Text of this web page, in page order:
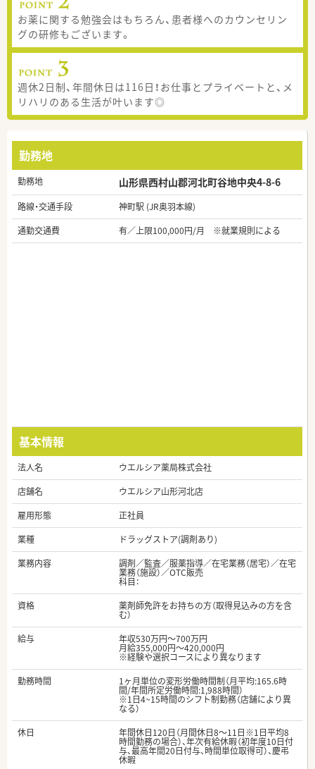
お薬に関する勉強会はもちろん、患者様へのカウンセリン
グの研修もございます。
週休2日制、年間休日は116日！お仕事とプライベートと、メ
リハリのある生活が叶います◎
勤務地
勤務地 山形県西村山郡河北町谷地中央4-8-6
路線・交通手段
神町駅 (JR奥羽本線)
通勤交通費
有／上限100,000円/月 ※就業規則による
基本情報
法人名
ウエルシア薬局株式会社
店舗名
ウエルシア山形河北店
雇用形態
正社員
業種
ドラッグストア(調剤あり)
業務内容
調剤／監査／服薬指導／在宅業務（居宅）／在宅
業務（施設）／OTC販売
科目：
資格
薬剤師免許をお持ちの方（取得見込みの方を含
む）
給与
年収530万円～700万円
月給355,000円～420,000円
※経験や選択コースにより異なります
勤務時間
1ヶ月単位の変形労働時間制（月平均:165.6時
間/年間所定労働時間:1,988時間）
※1日4~15時間のシフト制勤務（店舗により異
なる）
休日
年間休日120日（月間休日8～11日※1日平均8
時間勤務の場合）、年次有給休暇（初年度10日付
与、最高年間20日付与、時間単位取得可）、慶弔
休暇